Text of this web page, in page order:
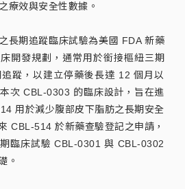
療效與安全性數據。
長期追蹤臨床試驗為美國 FDA 新藥
開發規劃，通常用於銜接樞紐三期
蹤，以建立停藥後長達 12 個月以
次 CBL-0303 的臨床設計，旨在進
用於減少腹部皮下脂肪之長期安全
CBL-514 於新藥查驗登記之申請，
臨床試驗 CBL-0301 與 CBL-0302
。